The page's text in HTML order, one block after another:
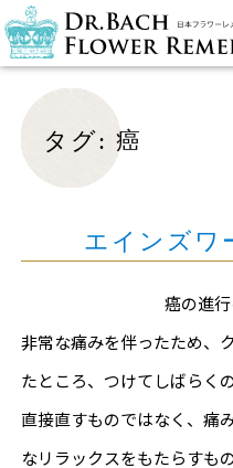
タグ: 癌
エインズワ
癌の進行
非常な痛みを伴ったため、
たところ、つけてしばらく
直接直すものではなく、痛
なリラックスをもたらすも